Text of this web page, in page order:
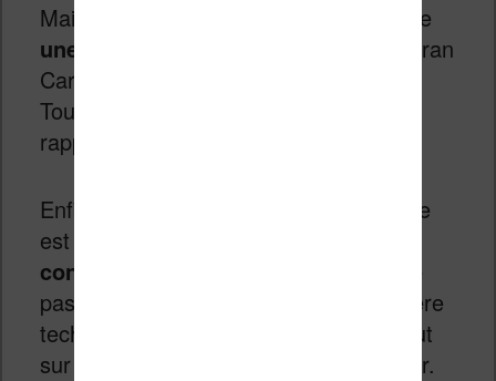
Mais, en 2017, on a vu aussi apparaître
une liseuse abordable
avec un bel écran
Carta H et 8 Go de stockage : la Tea
Touch HD. Il s’agit donc d’un excellent
rapport qualité/prix.
Enfin, l’autre grande surprise de l’année
est
convaincante
pas partir sur le chemin de la surenchère
technique pour se concentrer avant tout
sur l’objet et son rapport avec le lecteur.